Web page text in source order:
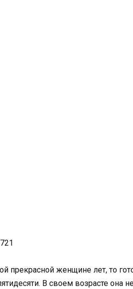
прекрасной женщине лет, то
В своем возрасте она